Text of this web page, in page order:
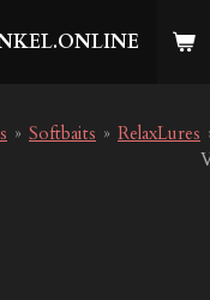
» Softbaits » RelaxLures